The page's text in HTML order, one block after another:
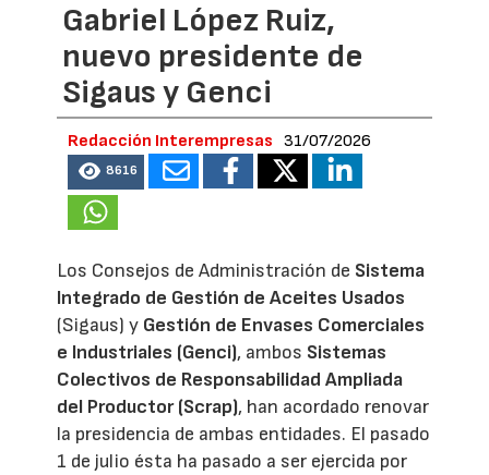
Gabriel López Ruiz,
nuevo presidente de
Sigaus y Genci
Redacción Interempresas 31/07/2026
8616
Los Consejos de Administración de Sistema
Integrado de Gestión de Aceites Usados
(Sigaus) y Gestión de Envases Comerciales
e Industriales (Genci), ambos Sistemas
Colectivos de Responsabilidad Ampliada
del Productor (Scrap), han acordado renovar
la presidencia de ambas entidades. El pasado
1 de julio ésta ha pasado a ser ejercida por